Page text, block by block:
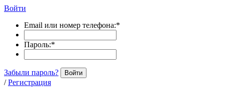
Войти
Email или номер телефона:*
Пароль:*
Забыли пароль? Войти
/ Регистрация